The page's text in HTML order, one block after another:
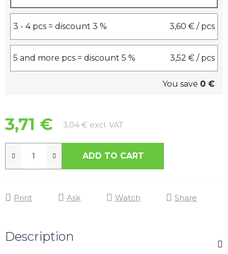
3 - 4 pcs = discount 3 % 3,60 € / pcs
5 and more pcs = discount 5 % 3,52 € / pcs
You save 0 €
3,71 € 3,04 € excl. VATMeasure price:
ADD TO CART
Print Ask Watch Share
Description